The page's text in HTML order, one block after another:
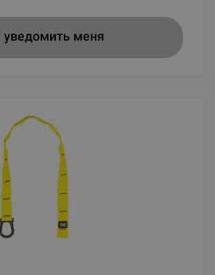
уведомить меня